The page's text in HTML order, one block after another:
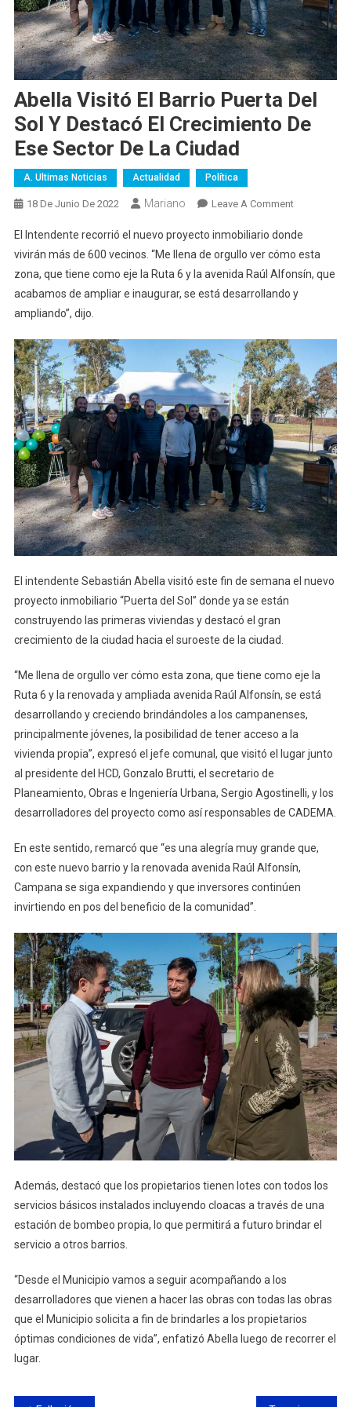
Abella Visitó El Barrio Puerta Del
Sol Y Destacó El Crecimiento De
Ese Sector De La Ciudad
A. Ultimas Noticias Actualidad Política
18 De Junio De 2022 Mariano Leave A CommentOn
Visitó
El
Barrio
Puerta
Destacó
El
Crecimiento
De
Ese
Sector
De
La
Ciudad
E l Intendente recorrió el nuevo proyecto inmobiliario donde
vivirán más de 600 vecinos. “Me llena de orgullo ver cómo esta
zona, que tiene como eje la Ruta 6 y la avenida Raúl Alfonsín, que
acabamos de ampliar e inaugurar, se está desarrollando y
ampliando”, dijo.
El intendente Sebastián Abella visitó este fin de semana el nuevo
proyecto inmobiliario “Puerta del Sol” donde ya se están
construyendo las primeras viviendas y destacó el gran
crecimiento de la ciudad hacia el suroeste de la ciudad.
“Me llena de orgullo ver cómo esta zona, que tiene como eje la
Ruta 6 y la renovada y ampliada avenida Raúl Alfonsín, se está
desarrollando y creciendo brindándoles a los campanenses,
principalmente jóvenes, la posibilidad de tener acceso a la
vivienda propia”, expresó el jefe comunal, que visitó el lugar junto
al presidente del HCD, Gonzalo Brutti, el secretario de
Planeamiento, Obras e Ingeniería Urbana, Sergio Agostinelli, y los
desarrolladores del proyecto como así responsables de CADEMA.
En este sentido, remarcó que “es una alegría muy grande que,
con este nuevo barrio y la renovada avenida Raúl Alfonsín,
Campana se siga expandiendo y que inversores continúen
invirtiendo en pos del beneficio de la comunidad”.
Además, destacó que los propietarios tienen lotes con todos los
servicios básicos instalados incluyendo cloacas a través de una
estación de bombeo propia, lo que permitirá a futuro brindar el
servicio a otros barrios.
“Desde el Municipio vamos a seguir acompañando a los
desarrolladores que vienen a hacer las obras con todas las obras
que el Municipio solicita a fin de brindarles a los propietarios
óptimas condiciones de vida”, enfatizó Abella luego de recorrer el
lugar.